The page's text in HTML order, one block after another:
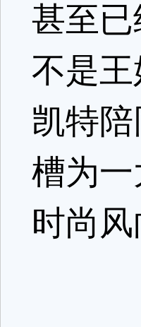
甚至
不是
凯特
槽为
时尚风